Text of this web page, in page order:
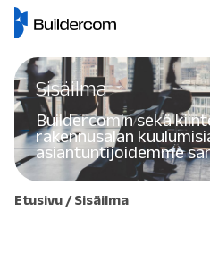
Sisäilma
Buildercomin sekä
rakennusalan
asiantuntijoidemme
Etusivu /Sisäilma